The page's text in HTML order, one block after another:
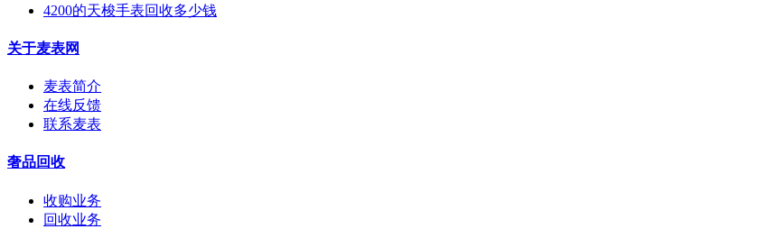
4200的天梭手表回收多少钱
关于麦表网
麦表简介
在线反馈
联系麦表
奢品回收
收购业务
回收业务